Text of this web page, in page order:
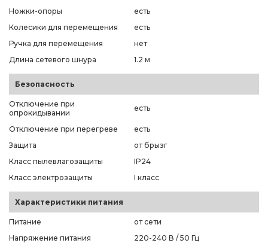
Ножки-опоры
есть
Колесики для перемещения
есть
Ручка для перемещения
нет
Длина сетевого шнура
1.2 м
Безопасность
Отключение при
опрокидывании
есть
Отключение при перегреве
есть
Защита
от брызг
Класс пылевлагозащиты
IP24
Класс электрозащиты
I класс
Характеристики питания
Питание
от сети
Напряжение питания
220-240 В / 50 Гц